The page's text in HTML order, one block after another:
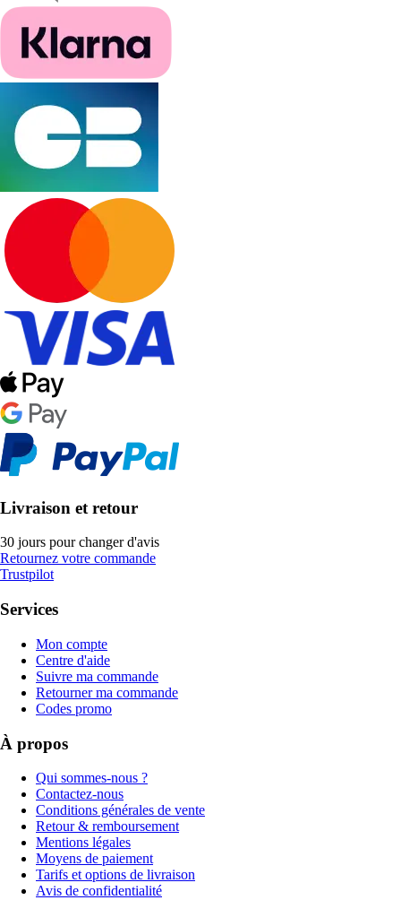
Livraison et retour
30 jours pour changer d'avis
Retournez votre commande
Trustpilot
Services
Mon compte
Centre d'aide
Suivre ma commande
Retourner ma commande
Codes promo
À propos
Qui sommes-nous ?
Contactez-nous
Conditions générales de vente
Retour & remboursement
Mentions légales
Moyens de paiement
Tarifs et options de livraison
Avis de confidentialité